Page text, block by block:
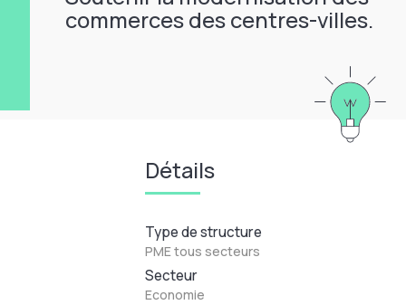
commerces des centres-villes.
Détails
Type de structure
PME tous secteurs
Secteur
Economie